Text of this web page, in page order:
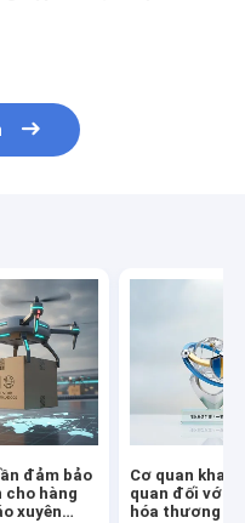
đảm bảo
cho hàng
xuyên
Cơ quan khai
quan đối với
hóa thương